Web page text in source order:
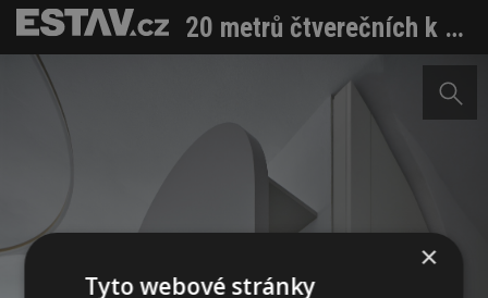
20 metrů čtverečních k pronájmu. Architekti kouzlili v malé místnosti historického objektu
×
Tyto webové stránky